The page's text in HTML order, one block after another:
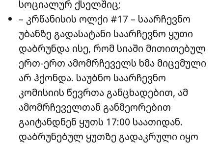
სოციალურ ქსელშიც;
– კრწანისის ოლქი #17 – საარჩევნო
უბანზე გადასატანი საარჩევნო ყუთი
დაბრუნდა ისე, რომ სიაში მითითებულ
ერთ-ერთ ამომრჩეველს ხმა მიცემული
არ ჰქონდა. საუბნო საარჩევნო
კომისიის წევრთა განცხადებით, ამ
ამომრჩეველთან განმეორებით
გაიტანდნენ ყუთს 17:00 საათიდან.
დაბრუნებულ ყუთზე გადაკრული იყო